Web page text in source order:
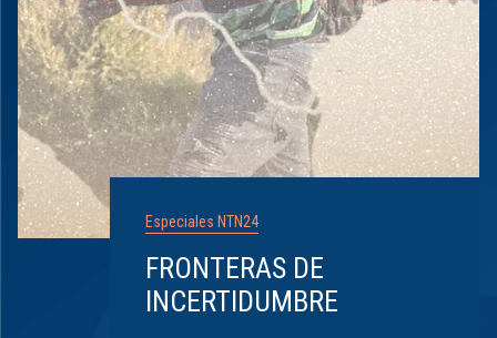
Especiales NTN24
FRONTERAS DE
INCERTIDUMBRE